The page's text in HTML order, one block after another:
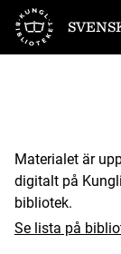
Till startsidan
Materialet är
digitalt på
bibliotek.
Se lista på